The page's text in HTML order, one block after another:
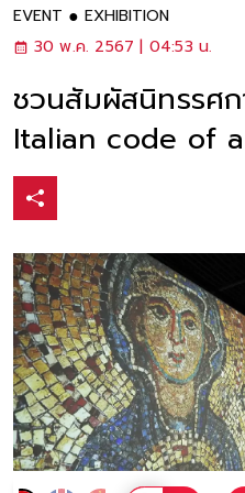
EVENT
EXHIBITION
30 พ.ค. 2567 | 04:53 น.
ชวนสัมผัสนิทรรศ
Italian code of